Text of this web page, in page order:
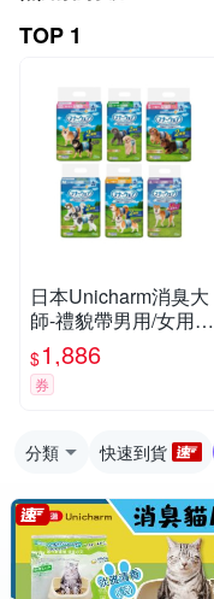
TOP 1
日本Unicharm消臭大
師-禮貌帶男用/女用 x
4入組
$1,886
券
分類 快速到貨